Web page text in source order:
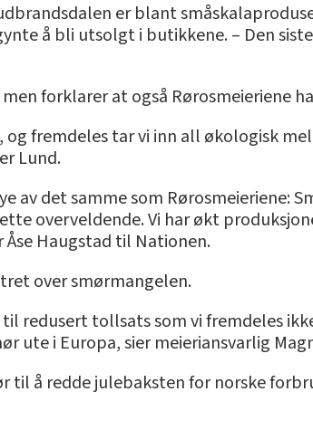
er blant
å bli utsolgt i butikkene. – Den
forklarer at også Rørosmeieriene
fremdeles tar vi inn all økologisk
Lund.
av det samme som Rørosmeieriene:
overveldende. Vi har økt
Haugstad til Nationen.
over smørmangelen.
redusert tollsats som vi fremdeles
i Europa, sier meieriansvarlig
til å redde julebaksten for norske